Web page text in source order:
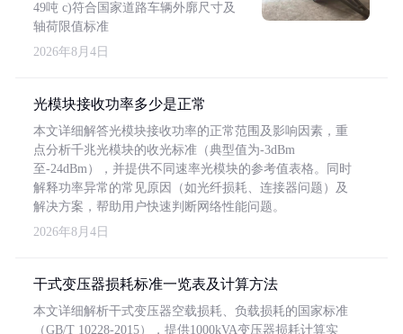
49吨 c)符合国家道路车辆外廓尺寸及
轴荷限值标准
2026年8月4日
光模块接收功率多少是正常
本文详细解答光模块接收功率的正常范围及影响因素，重
点分析千兆光模块的收光标准（典型值为-3dBm
至-24dBm），并提供不同速率光模块的参考值表格。同时
解释功率异常的常见原因（如光纤损耗、连接器问题）及
解决方案，帮助用户快速判断网络性能问题。
2026年8月4日
干式变压器损耗标准一览表及计算方法
本文详细解析干式变压器空载损耗、负载损耗的国家标准
（GB/T 10228-2015），提供1000kVA变压器损耗计算实